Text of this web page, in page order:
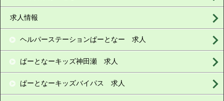
求人情報
ヘルパーステーションぱーとなー 求人
ぱーとなーキッズ神田瀬 求人
ぱーとなーキッズバイパス 求人